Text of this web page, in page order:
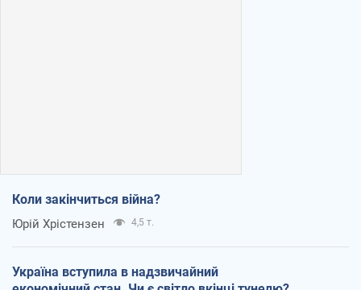
Коли закінчиться війна?
Юрій Хрістензен 4,5 т.
Україна вступила в надзвичайний